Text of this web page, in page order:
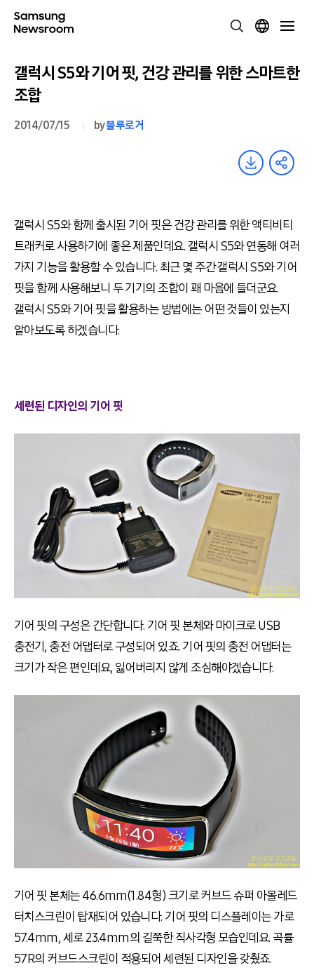
갤럭시 S5와 기어 핏, 건강 관리를 위한 스마트한
조합
2014/07/15 by블루로거
갤럭시 S5와 함께 출시된 기어 핏은 건강 관리를 위한 액티비티
트래커로 사용하기에 좋은 제품인데요. 갤럭시 S5와 연동해 여러
가지 기능을 활용할 수 있습니다. 최근 몇 주간 갤럭시 S5와 기어
핏을 함께 사용해보니 두 기기의 조합이 꽤 마음에 들더군요.
갤럭시 S5와 기어 핏을 활용하는 방법에는 어떤 것들이 있는지
알아보도록 하겠습니다.
세련된 디자인의 기어 핏
기어 핏의 구성은 간단합니다. 기어 핏 본체와 마이크로 USB
충전기, 충전 어댑터로 구성되어 있죠. 기어 핏의 충전 어댑터는
크기가 작은 편인데요, 잃어버리지 않게 조심해야겠습니다.
기어 핏 본체는 46.6mm(1.84형) 크기로 커브드 슈퍼 아몰레드
터치스크린이 탑재되어 있습니다. 기어 핏의 디스플레이는 가로
57.4mm, 세로 23.4mm의 길쭉한 직사각형 모습인데요. 곡률
57R의 커브드스크린이 적용되어 세련된 디자인을 갖췄죠.